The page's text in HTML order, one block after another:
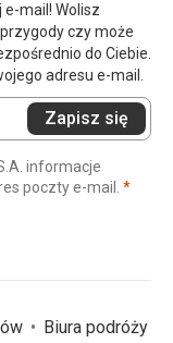
mail! Wolisz
czy może
do Ciebie.
adresu e-mail.
Zapisz się
informacje
poczty e-mail. *
Biura podróży